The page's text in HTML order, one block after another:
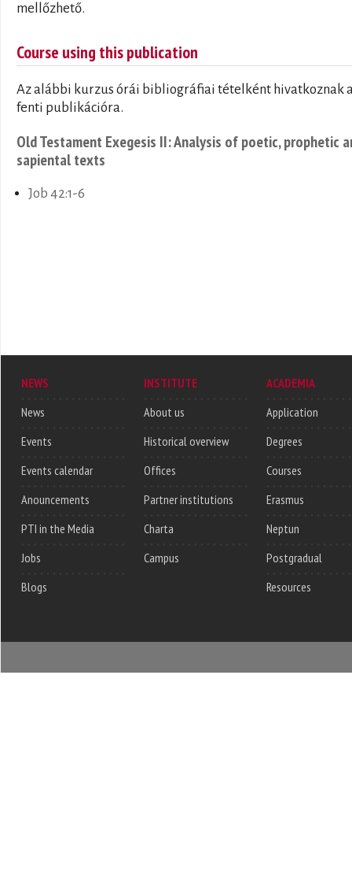
mellőzhető.
Course using this publication
Az alábbi kurzus órái bibliográfiai tételként hivatkoznak
fenti publikációra.
Old Testament Exegesis II: Analysis of poetic, prophetic
sapiental texts
Job 42:1-6
NEWS
News
Events
Events calendar
Anouncements
PTI in the Media
Jobs
Blogs
INSTITUTE
About us
Historical overview
Offices
Partner institutions
Charta
Campus
ACADEMIA
Application
Degrees
Courses
Erasmus
Neptun
Postgradual
Resources